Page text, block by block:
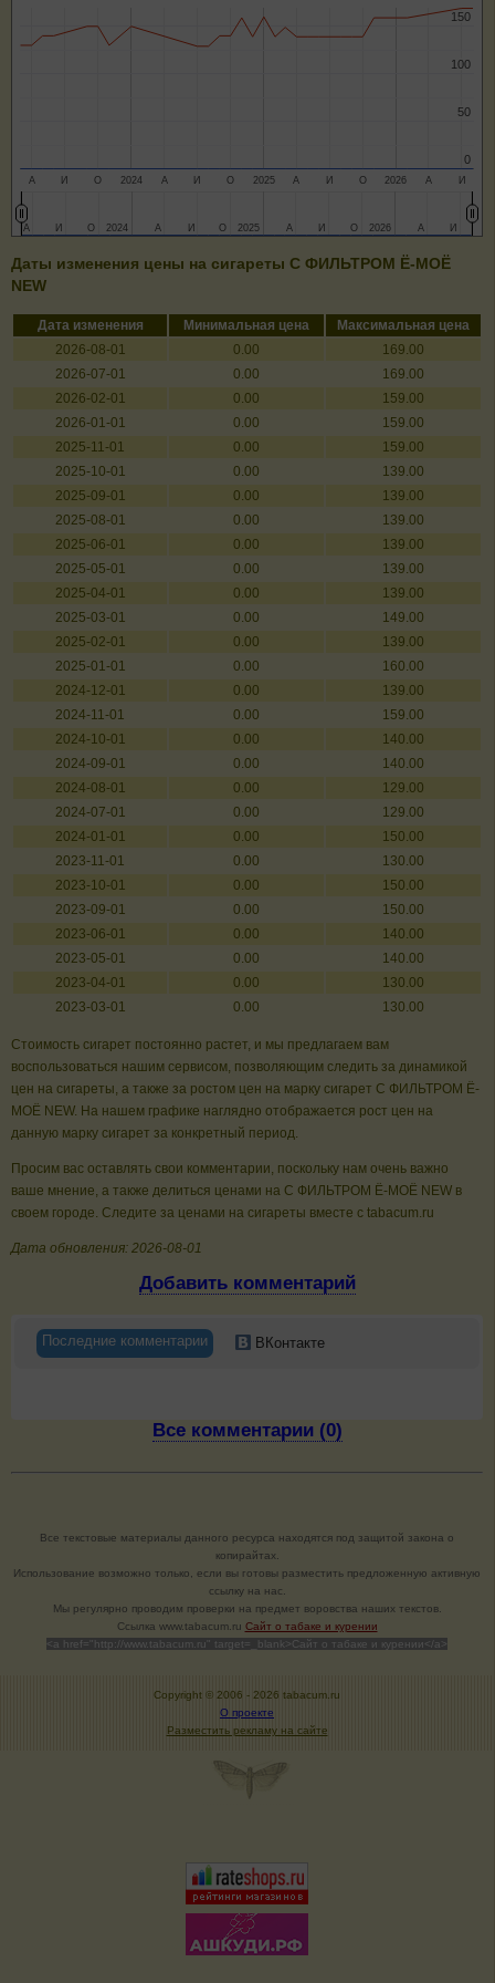
2024 2025 2026
А И О А И О А И О А И
0
0
50
50
100
100
150
150
2024
2024 2025
2025 2026
2026
А
А ИИ О
О А
А ИИ О
О А
А ИИ О
О А
А ИИ
Даты изменения цены на сигареты C ФИЛЬТРОМ Ё-МОЁ
NEW
Дата изменения Минимальная цена
Максимальная цена
2026-08-01
0.00
169.00
2026-07-01
0.00
169.00
2026-02-01
0.00
159.00
2026-01-01
0.00
159.00
2025-11-01
0.00
159.00
2025-10-01
0.00
139.00
2025-09-01
0.00
139.00
2025-08-01
0.00
139.00
2025-06-01
0.00
139.00
2025-05-01
0.00
139.00
2025-04-01
0.00
139.00
2025-03-01
0.00
149.00
2025-02-01
0.00
139.00
2025-01-01
0.00
160.00
2024-12-01
0.00
139.00
2024-11-01
0.00
159.00
2024-10-01
0.00
140.00
2024-09-01
0.00
140.00
2024-08-01
0.00
129.00
2024-07-01
0.00
129.00
2024-01-01
0.00
150.00
2023-11-01
0.00
130.00
2023-10-01
0.00
150.00
2023-09-01
0.00
150.00
2023-06-01
0.00
140.00
2023-05-01
0.00
140.00
2023-04-01
0.00
130.00
2023-03-01
0.00 130.00
Стоимость сигарет постоянно растет, и мы предлагаем вам
воспользоваться нашим сервисом, позволяющим следить за динамикой
цен на сигареты, а также за ростом цен на марку сигарет C ФИЛЬТРОМ Ё-
МОЁ NEW. На нашем графике наглядно отображается рост цен на
данную марку сигарет за конкретный период.
Просим вас оставлять свои комментарии, поскольку нам очень важно
ваше мнение, а также делиться ценами на C ФИЛЬТРОМ Ё-МОЁ NEW в
своем городе. Следите за ценами на сигареты вместе с tabacum.ru
Дата обновления: 2026-08-01
Добавить комментарий
Последние комментарии ВКонтакте
Все комментарии (0)
Все текстовые материалы данного ресурса находятся под защитой закона о
копирайтах.
Использование возможно только, если вы готовы разместить предложенную активную
ссылку на нас.
Мы регулярно проводим проверки на предмет воровства наших текстов.
Cсылка www.tabacum.ru Сайт о табаке и курении
<a href="http://www.tabacum.ru" target=_blank>Сайт о табаке и курении</a>
Copyright © 2006 - 2026 tabacum.ru
О проекте
Разместить рекламу на сайте